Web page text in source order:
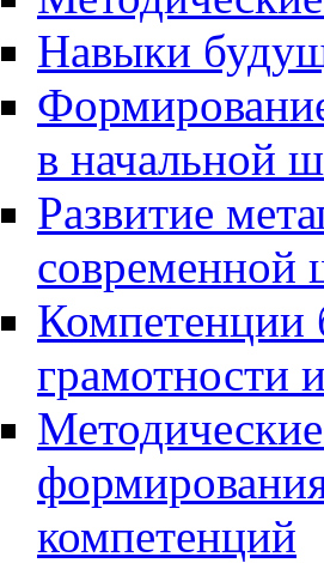
Навыки
в начальной
Развитие
современной
Компетенции
грамотности
компетенций